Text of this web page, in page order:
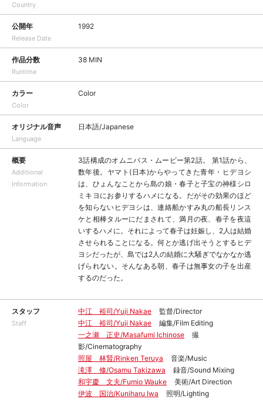
Country
公開年
Release Date
1992
作品分数
Runtime
38 MIN
カラー
Color
Color
オリジナル音声
Language
日本語/Japanese
概要
Additional
Information
3話構成のオムニバス・ムービー第2話。 第1話から、
数年後。ヤマト(日本)からやってきた青年・ヒデヨシ
は、ひょんなことから島の娘・春子と子宝の神様シロ
ミキヨにお参りするハメになる。だがその効果のほど
を知らないヒデヨシは、連絡船かすみ丸の船長リンス
ケと相棒タルーにだまされて、満月の夜、春子を夜這
いするハメに。それによって春子は妊娠し、2人は結婚
させられることになる。何とか逃げ出そうとするヒデ
ヨシだったが、島では2人の結婚に大騒ぎでなかなか逃
げられない。そんなある朝、春子は無事女の子を出産
するのだった。
スタッフ
Staff
中江 裕司/Yuji Nakae
監督/Director
中江 裕司/Yuji Nakae
編集/Film Editing
一之瀬 正史/Masafumi Ichinose
撮
影/Cinematography
照屋 林賢/Rinken Teruya
音楽/Music
滝澤 修/Osamu Takizawa
録音/Sound Mixing
和宇慶 文夫/Fumio Wauke
美術/Art Direction
伊波 国治/Kuniharu Iwa
照明/Lighting